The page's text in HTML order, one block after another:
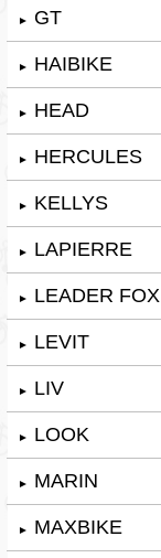
► GT
► HAIBIKE
► HEAD
► HERCULES
► KELLYS
► LAPIERRE
► LEADER FOX
► LEVIT
► LIV
► LOOK
► MARIN
► MAXBIKE